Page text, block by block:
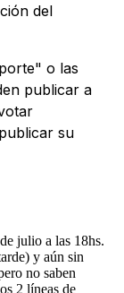
del
o las
publicar a
su